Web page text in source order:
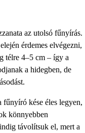
az utolsó fűnyírás.
érdemes elvégezni,
télre 4–5 cm – így a
a hidegben, de
kése éles legyen,
könnyebben
távolítsuk el, mert a